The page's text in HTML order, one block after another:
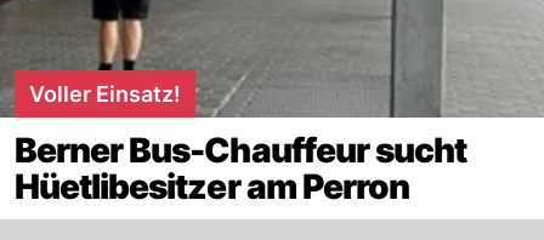
Voller Einsatz!
Berner Bus-Chauffeur sucht
Hüetlibesitzer am Perron